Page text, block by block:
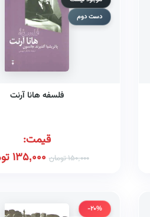
دست دوم
فلسفه هانا آرنت
قیمت:
150,000تومان 135,000
-20%